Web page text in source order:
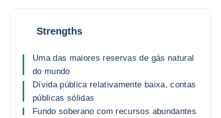
Strengths
Uma das maiores reservas de gás natural
do mundo
Dívida pública relativamente baixa, contas
públicas sólidas
Fundo soberano com recursos abundantes